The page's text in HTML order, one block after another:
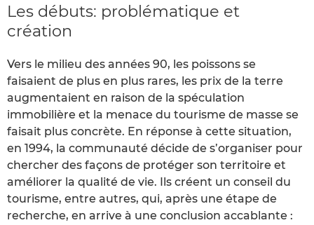
Les débuts: problématique et
création
Vers le milieu des années 90, les poissons se
faisaient de plus en plus rares, les prix de la terre
augmentaient en raison de la spéculation
immobilière et la menace du tourisme de masse se
faisait plus concrète. En réponse à cette situation,
en 1994, la communauté décide de s’organiser pour
chercher des façons de protéger son territoire et
améliorer la qualité de vie. Ils créent un conseil du
tourisme, entre autres, qui, après une étape de
recherche, en arrive à une conclusion accablante :